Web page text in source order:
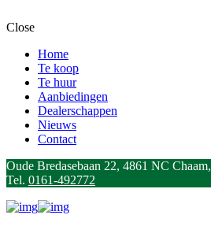
Close
Home
Te koop
Te huur
Aanbiedingen
Dealerschappen
Nieuws
Contact
Oude Bredasebaan 22, 4861 NC Chaam,
Tel. 0161-492772